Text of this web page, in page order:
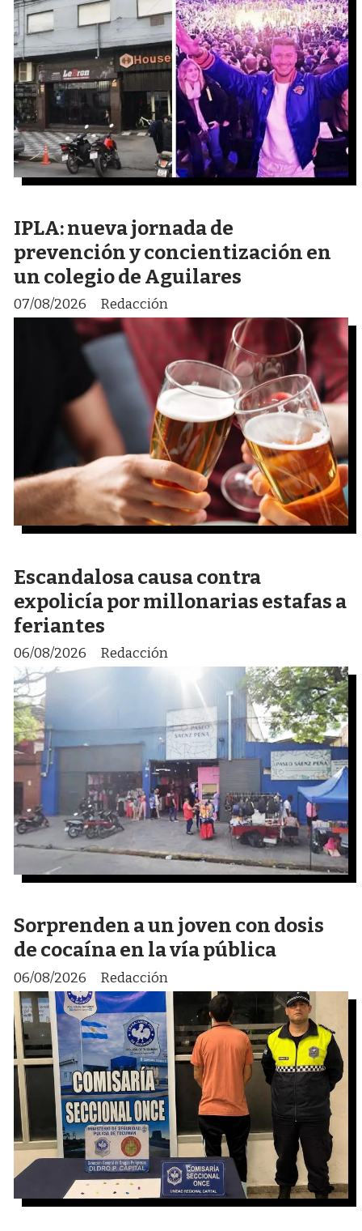
IPLA: nueva jornada de
prevención y concientización en
un colegio de Aguilares
Redacción
07/08/2026
Escandalosa causa contra
expolicía por millonarias estafas a
feriantes
Redacción
06/08/2026
Sorprenden a un joven con dosis
de cocaína en la vía pública
Redacción
06/08/2026